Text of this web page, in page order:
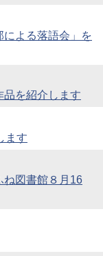
による落語会」を
品を紹介します
ます
ね図書館８月16